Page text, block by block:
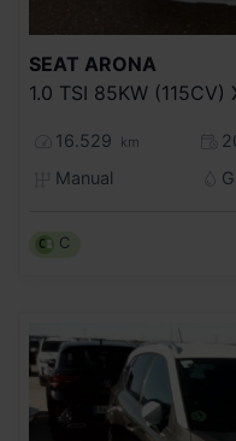
SEAT ARONA
1.0 TSI 85KW (115CV)
16.529 km
Manual
C